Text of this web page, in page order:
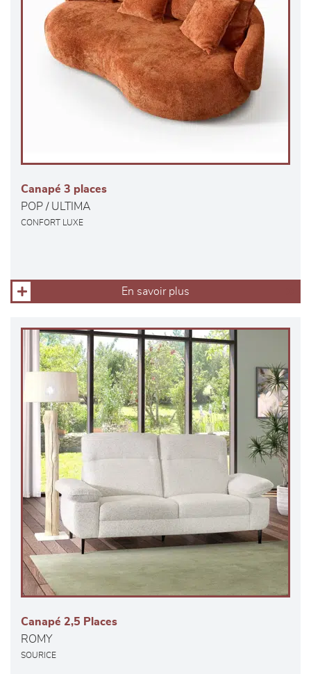
Canapé 3 places
POP / ULTIMA
CONFORT LUXE
En savoir plus
Canapé 2,5 Places
ROMY
SOURICE